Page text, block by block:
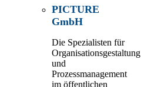
PICTURE
GmbH
Die Spezialisten für
Organisationsgestaltung
und
Prozessmanagement
im öffentlichen